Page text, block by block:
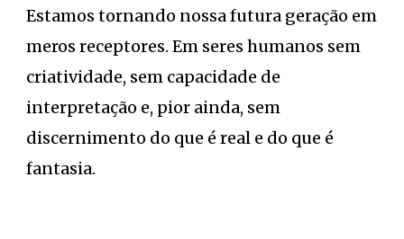
Estamos tornando nossa futura geração em
meros receptores. Em seres humanos sem
criatividade, sem capacidade de
interpretação e, pior ainda, sem
discernimento do que é real e do que é
fantasia.